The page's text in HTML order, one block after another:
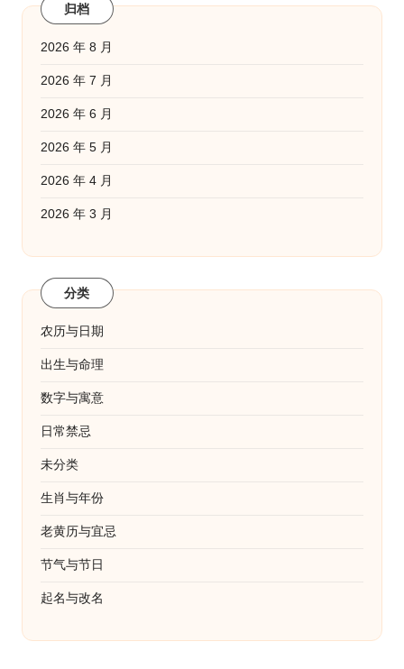
归档
2026 年 8 月
2026 年 7 月
2026 年 6 月
2026 年 5 月
2026 年 4 月
2026 年 3 月
分类
农历与日期
出生与命理
数字与寓意
日常禁忌
未分类
生肖与年份
老黄历与宜忌
节气与节日
起名与改名